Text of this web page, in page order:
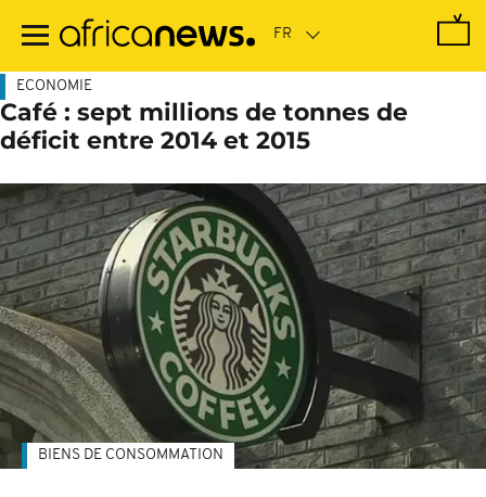
contenu
ECONOMIE
Café : sept millions de tonnes de
déficit entre 2014 et 2015
BIENS DE CONSOMMATION